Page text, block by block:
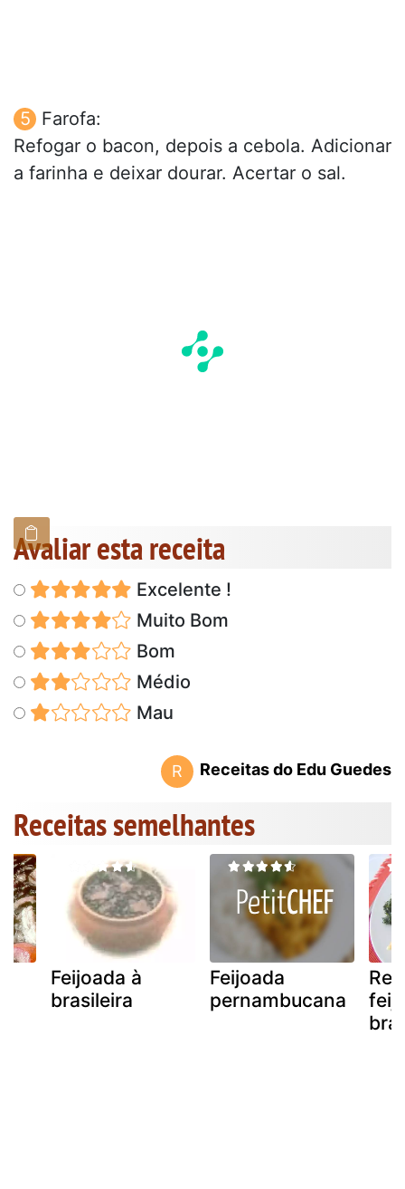
Farofa:
Refogar o bacon, depois a cebola. Adicionar
a farinha e deixar dourar. Acertar o sal.
Avaliar esta receita
Excelente !
Muito Bom
Bom
Médio
Mau
R Receitas do Edu Guedes
Receitas semelhantes
Feijoada à
brasileira
Feijoada
pernambucana